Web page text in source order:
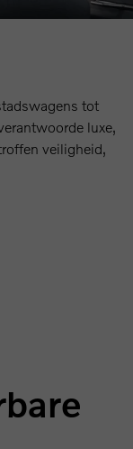
tot
luxe,
veiligheid,